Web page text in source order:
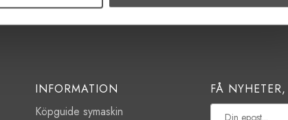
INFORMATION
Köpguide symaskin
FÅ